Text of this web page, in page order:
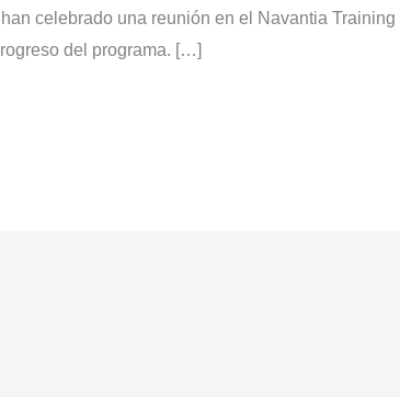
celebrado una reunión en el Navantia Training
del programa. […]